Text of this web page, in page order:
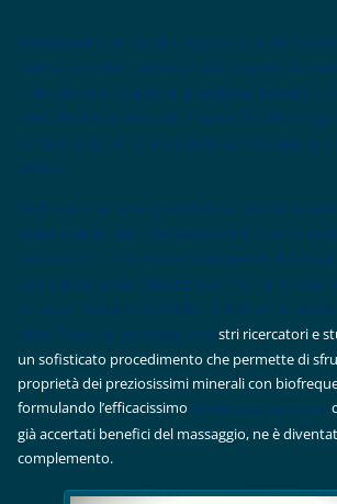
Visussport è un marchio nuovo che si sta
fattore innovativo nell'ambito del supporto alla
Tutto questo in seguito ai grandissimi benefici e
atleti che hanno utilizzato il nostro Olio Massaggi
complemento per le loro sedute di massaggio pre
atletica.
Negli anni che hanno preceduto la nascita del
siamo sempre stati consapevoli delle enormi
preziosissimi minerali con biofrequenze
valore della nostra formulazione, ma mai ci
potessero rivelarsi così determinanti per le
atleti.Tutto ciò permesso ai nostri ricercatori e
un sofisticato procedimento che permette di
proprietà dei preziosissimi minerali con
formulando l’efficacissimo Olio Massaggi Visussport
già accertati benefici del massaggio, ne è
complemento.